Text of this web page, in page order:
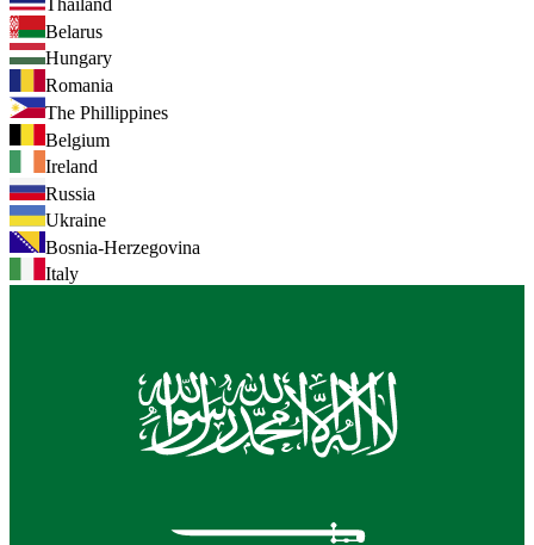
Thailand
Belarus
Hungary
Romania
The Phillippines
Belgium
Ireland
Russia
Ukraine
Bosnia-Herzegovina
Italy